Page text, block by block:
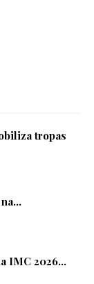
tropas
IMC 2026...